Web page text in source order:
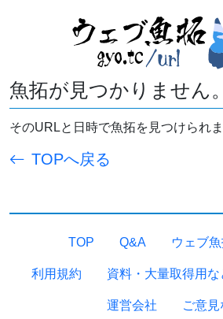
魚拓が見つかりません。
そのURLと日時で魚拓を見つけられま
TOPへ戻る
TOP Q&A ウェブ
利用規約 資料・大量取得用
運営会社 ご意見